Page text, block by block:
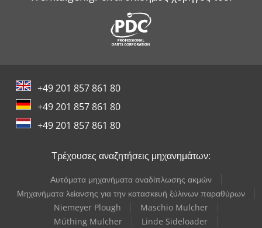
+49 201 857 861 80
+49 201 857 861 80
+49 201 857 861 80
Τρέχουσες αναζητήσεις μηχανημάτων:
Αυτόματα μηχανήματα αναδίπλωσης ακμών
Μηχανήματα λείανσης για την κατασκευή ξύλινων παραθύρων
Niemeyer Plough
Maschio Mulcher
Müthing Mulcher
Linde Sideloader